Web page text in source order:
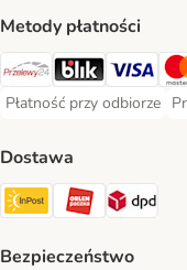
Metody płatności
Przelewy24 Payment
Blik Payment
VISA
Płatność przy odbiorze
Płatność przy odbiorze
Dostawa
InPost Shipping
ORLEN
Bezpieczeństwo